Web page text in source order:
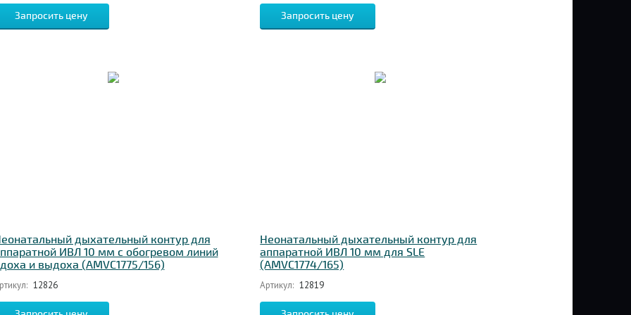
Запросить цену Запросить цену
дыхательный контур для
ИВЛ 10 мм с обогревом линий
и выдоха (AMVC1775/156)
12826
Неонатальный дыхательный контур для
аппаратной ИВЛ 10 мм для SLE
(AMVC1774/165)
Артикул: 12819